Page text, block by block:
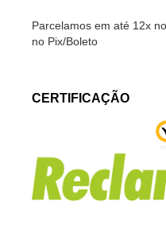
Parcelamos em até 12x
no Pix/Boleto
CERTIFICAÇÃO